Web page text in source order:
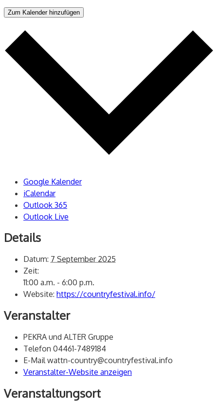
Zum Kalender hinzufügen
Google Kalender
iCalendar
Outlook 365
Outlook Live
Details
Datum: 7 September 2025
Zeit:
11:00 a.m. - 6:00 p.m.
Website: https://countryfestival.info/
Veranstalter
PEKRA und ALTER Gruppe
Telefon 04461-7489184
E-Mailwattn-country@countryfestival.info
Veranstalter-Website anzeigen
Veranstaltungsort